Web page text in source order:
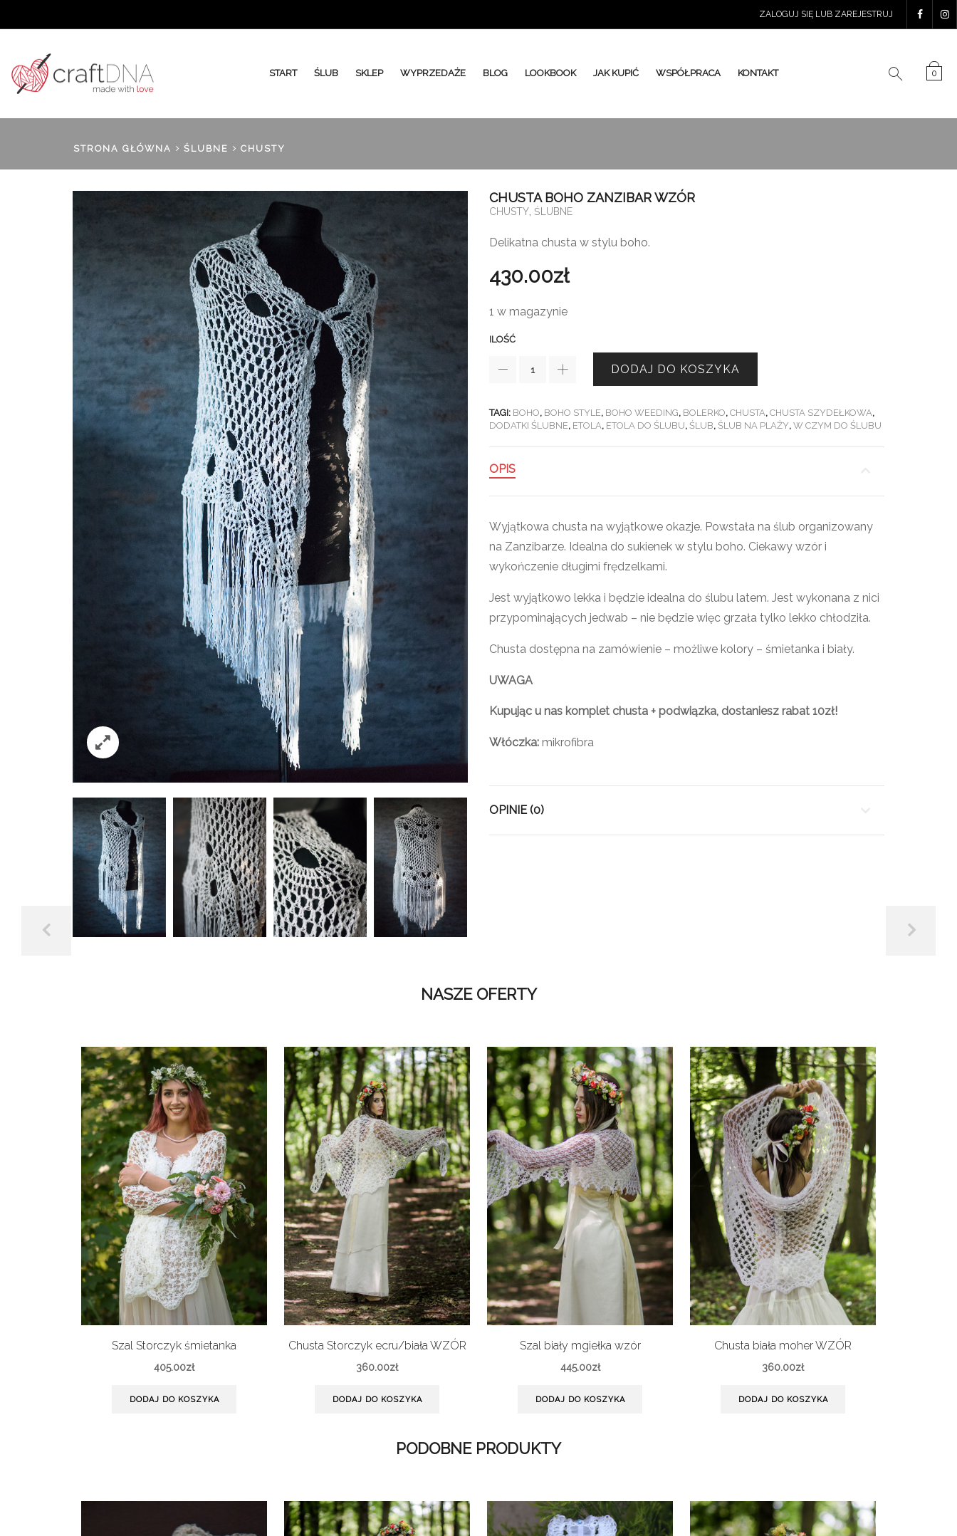
ZALOGUJ SIĘ LUB ZAREJESTRUJ
START ŚLUB SKLEP WYPRZEDAŻE BLOG LOOKBOOK JAK KUPIĆ WSPÓŁPRACA KONTAKT 0
STRONA GŁÓWNA ŚLUBNE CHUSTY
CHUSTA BOHO ZANZIBAR WZÓR
CHUSTY ŚLUBNE
Delikatna chusta w stylu boho.
430.00zł
1 w magazynie
ILOŚĆ
DODAJ DO KOSZYKA
TAGI: BOHO, BOHO STYLE, BOHO WEEDING, BOLERKO, CHUSTA, CHUSTA SZYDEŁKOWA,
DODATKI ŚLUBNE, ETOLA, ETOLA DO ŚLUBU, ŚLUB, ŚLUB NA PLAŻY, W CZYM DO ŚLUBU
OPIS
Wyjątkowa chusta na wyjątkowe okazje. Powstała na ślub organizowany
na Zanzibarze. Idealna do sukienek w stylu boho. Ciekawy wzór i
wykończenie długimi frędzelkami.
Jest wyjątkowo lekka i będzie idealna do ślubu latem. Jest wykonana z nici
przypominających jedwab – nie będzie więc grzała tylko lekko chłodziła.
Chusta dostępna na zamówienie – możliwe kolory – śmietanka i biały.
UWAGA
Kupując u nas komplet chusta + podwiązka, dostaniesz rabat 10zł!
Włóczka: mikrofibra
OPINIE (0)
NASZE OFERTY
Szal Storczyk śmietanka
405.00zł
DODAJ DO KOSZYKA
Chusta Storczyk ecru/biała WZÓR
360.00zł
DODAJ DO KOSZYKA
Szal biały mgiełka wzór
445.00zł
DODAJ DO KOSZYKA
Chusta biała moher WZÓR
360.00zł
DODAJ DO KOSZYKA
PODOBNE PRODUKTY